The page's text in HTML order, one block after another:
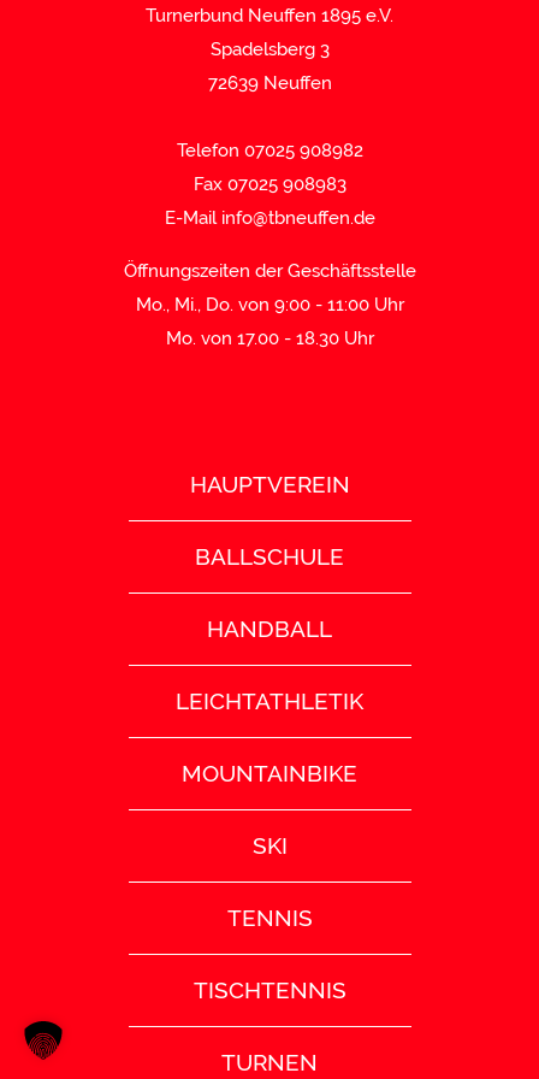
Turnerbund Neuffen 1895 e.V.
Spadelsberg 3
72639 Neuffen
Telefon 07025 908982
Fax 07025 908983
E-Mail info@tbneuffen.de
Öffnungszeiten der Geschäftsstelle
Mo., Mi., Do. von 9:00 - 11:00 Uhr
Mo. von 17.00 - 18.30 Uhr
HAUPTVEREIN
BALLSCHULE
HANDBALL
LEICHTATHLETIK
MOUNTAINBIKE
SKI
TENNIS
TISCHTENNIS
TURNEN